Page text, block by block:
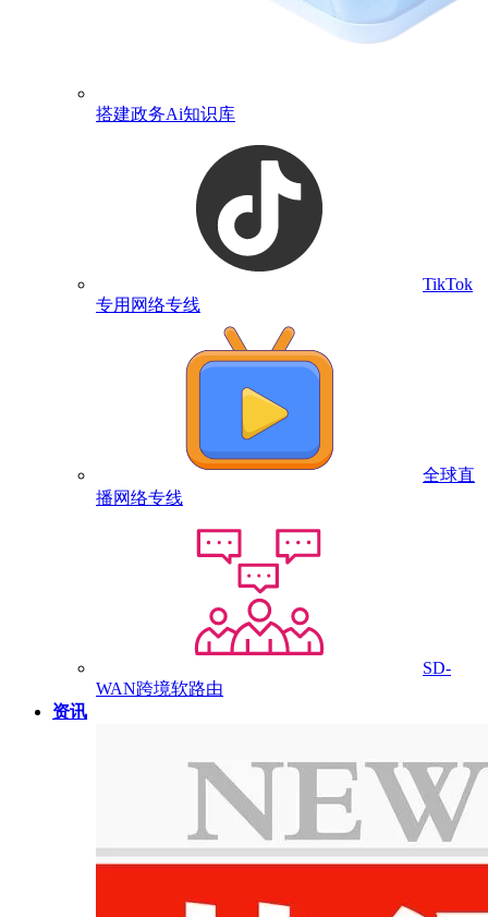
搭建政务Ai知识库
TikTok
专用网络专线
全球直
播网络专线
SD-
WAN跨境软路由
资讯